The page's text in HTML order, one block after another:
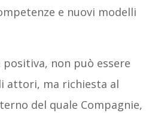
e nuovi modelli
non può essere
attori, ma richiesta al
del quale Compagnie,